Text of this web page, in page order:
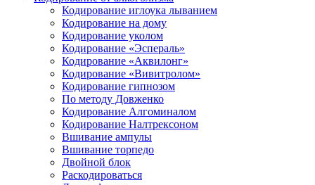
Кодирование иглоука лыванием
Кодирование на дому
Кодирование уколом
Кодирование «Эспераль»
Кодирование «Аквилонг»
Кодирование «Вивитролом»
Кодирование гипнозом
По методу Довженко
Кодирование Алгоминалом
Кодирование Налтрексоном
Вшивание ампулы
Вшивание торпедо
Двойной блок
Раскодироваться